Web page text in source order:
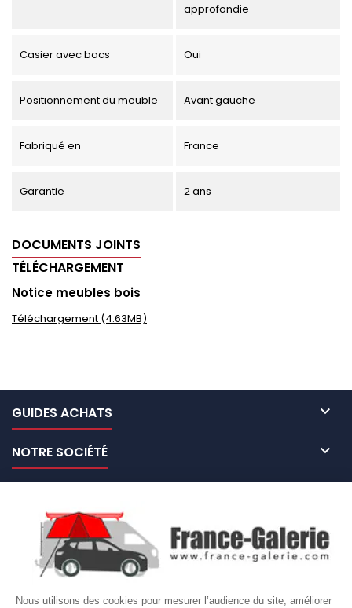
Nous utilisons des cookies pour mesurer l’audience du site, améliorer
approfondie
Casier avec bacs Oui
Positionnement du meuble Avant gauche
Fabriqué en France
Garantie 2 ans
DOCUMENTS JOINTS
TÉLÉCHARGEMENT
Notice meubles bois
Téléchargement (4.63MB)
GUIDES ACHATS 
NOTRE SOCIÉTÉ 
VOTRE COMPTE 
Site protégé par reCAPTCHA.